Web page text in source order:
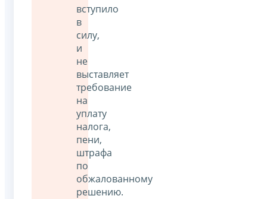
вступило
в
силу,
и
не
выставляет
требование
на
уплату
налога,
пени,
штрафа
по
обжалованному
решению.